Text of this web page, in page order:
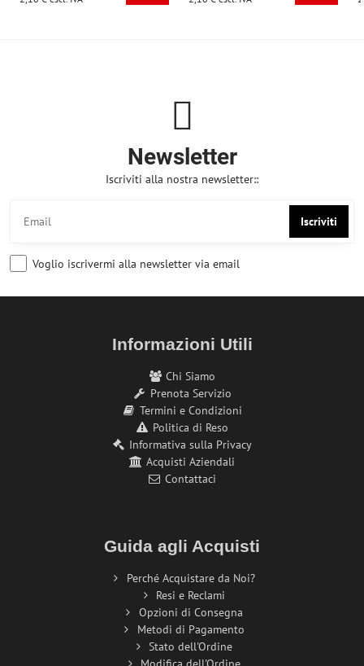
Newsletter
Iscriviti alla nostra newsletter::
Iscriviti
Voglio iscrivermi alla newsletter via email
Informazioni Utili
Chi Siamo
Prenota Servizio
Termini e Condizioni
Politica di Reso
Informativa sulla Privacy
Acquisti Aziendali
Contattaci
Guida agli Acquisti
Perché Acquistare da Noi?
Resi e Reclami
Opzioni di Consegna
Metodi di Pagamento
Stato dell'Ordine